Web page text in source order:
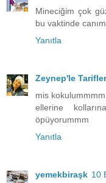
Mineciğim çok
bu vaktinde
Yanıtla
Zeynep'le Tarifler
mis kokulummmm,
ellerine
öpüyorummm
Yanıtla
yemekbiraşk 10